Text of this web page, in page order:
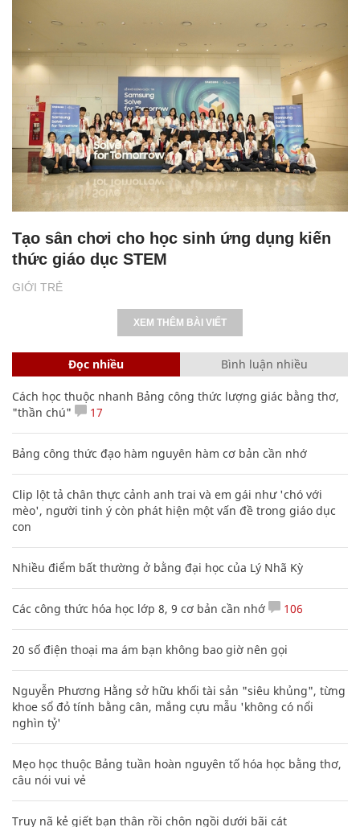
GIỚI TRẺ
Tạo sân chơi cho học sinh ứng dụng kiến
thức giáo dục STEM
XEM THÊM BÀI VIẾT
Đọc nhiều Bình luận nhiều
Cách học thuộc nhanh Bảng công thức lượng giác bằng thơ,
"thần chú"
17
Bảng công thức đạo hàm nguyên hàm cơ bản cần nhớ
Clip lột tả chân thực cảnh anh trai và em gái như 'chó với
mèo', người tinh ý còn phát hiện một vấn đề trong giáo dục
con
Nhiều điểm bất thường ở bằng đại học của Lý Nhã Kỳ
Các công thức hóa học lớp 8, 9 cơ bản cần nhớ 106
20 số điện thoại ma ám bạn không bao giờ nên gọi
Nguyễn Phương Hằng sở hữu khối tài sản "siêu khủng", từng
khoe sổ đỏ tính bằng cân, mắng cựu mẫu 'không có nổi
nghìn tỷ'
Mẹo học thuộc Bảng tuần hoàn nguyên tố hóa học bằng thơ,
câu nói vui vẻ
Truy nã kẻ giết bạn thân rồi chôn ngồi dưới bãi cát